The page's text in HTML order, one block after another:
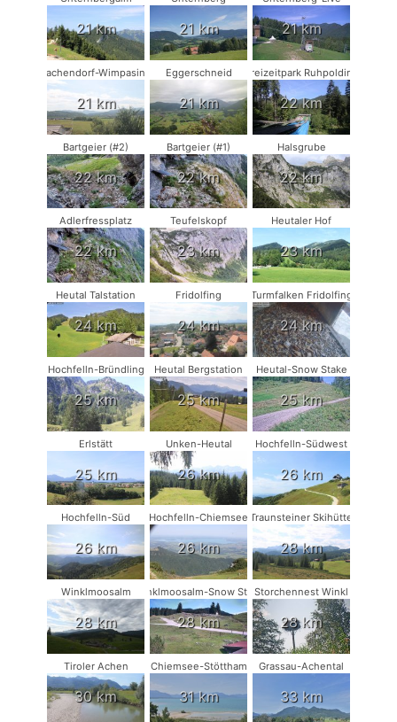
21 km 21 km 21 km
Vachendorf-Wimpasing
21 km
Eggerschneid
21 km
Freizeitpark Ruhpolding
22 km
Bartgeier (#2)
22 km
Bartgeier (#1)
22 km
Halsgrube
22 km
Adlerfressplatz
22 km
Teufelskopf
23 km
Heutaler Hof
23 km
Heutal Talstation
24 km
Fridolfing
24 km
Turmfalken Fridolfing
24 km
Hochfelln-Bründling
25 km
Heutal Bergstation
25 km
Heutal-Snow Stake
25 km
Erlstätt
25 km
Unken-Heutal
26 km
Hochfelln-Südwest
26 km
Hochfelln-Süd
26 km
Hochfelln-Chiemsee
26 km
Traunsteiner Skihütte
28 km
Winklmoosalm
28 km
Winklmoosalm-Snow Stake
28 km
Storchennest Winkl
28 km
Tiroler Achen
30 km
Chiemsee-Stöttham
31 km
Grassau-Achental
33 km